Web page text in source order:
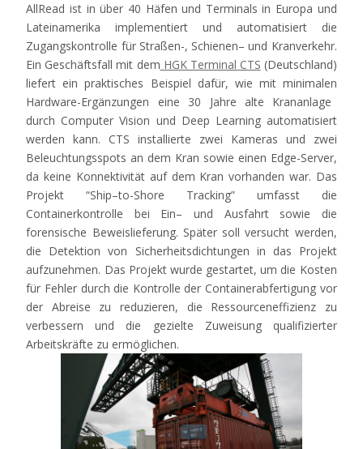
AllRead ist inüber 40 Häfen und Terminals in Europa und
Lateinamerika
implementiert und automatisiertdie
Zugangskontrolle für Straßen-, Schienen–und Kranverkehr.
Ein Geschäftsfall mit dem HGK Terminal CTS (Deutschland)
liefert ein praktisches Beispiel dafür, wie mit minimalen
Hardware-Ergänzungen eine 30 Jahre alte Krananlage
durch Computer Vision und Deep Learning automatisiert
werden kann. CTSinstallierte zwei Kameras und
zwei
Beleuchtungsspots an dem Kran sowie einen Edge-Server,
dakeine Konnektivität auf dem Kran vorhanden war. Das
Projekt “Ship–to-Shore Tracking” umfasstdie
Containerkontrolle
bei Ein– und Ausfahrt sowie die
forensische Beweislieferung. Später soll versucht werden,
die Detektion von Sicherheitsdichtungen in das Projekt
aufzunehmen. Das Projekt wurde gestartet,um die Kosten
für Fehler durch die Kontrolle der Containerabfertigung vor
der Abreise zu reduzieren, die Ressourceneffizienz
zu
verbessern
und die gezielte Zuweisung
qualifizierter
Arbeitskräfte zu ermöglichen.